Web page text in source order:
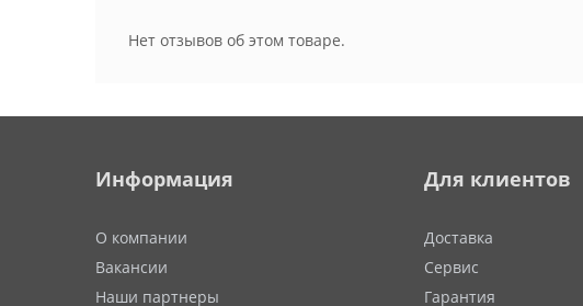
Нет отзывов об этом товаре.
Информация
О компании
Вакансии
Наши партнеры
Для клиентов
Доставка
Сервис
Гарантия